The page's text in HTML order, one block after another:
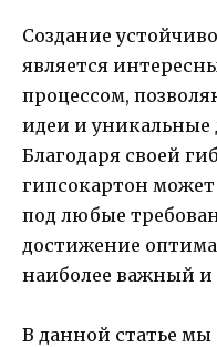
Создание
является
процессом,
идеи и уникальные
Благодаря своей
гипсокартон
под любые
достижение
наиболее важный
В данной статье